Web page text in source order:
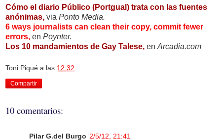
Cómo el diario Público (Portgual) trata con las fuentes
anónimas, via Ponto Media.
6 ways journalists can clean their copy, commit fewer
errors, en Poynter.
Los 10 mandamientos de Gay Talese, en Arcadia.com
Toni Piqué a las 12:32
Compartir
10 comentarios:
Pilar G.del Burgo 2/5/12, 21:41